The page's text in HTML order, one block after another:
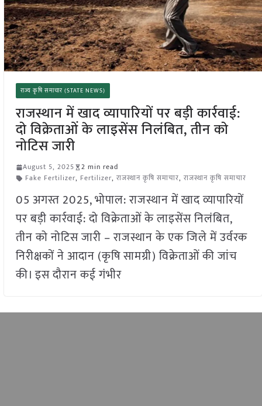
राज्य कृषि समाचार (STATE NEWS)
राजस्थान में खाद व्यापारियों पर बड़ी कार्रवाई:
दो विक्रेताओं के लाइसेंस निलंबित, तीन को
नोटिस जारी
August 5, 2025
2 min read
Fake Fertilizer, Fertilizer, राजस्थान कृषि समाचार, राजस्थान कृषि समाचार
05 अगस्त 2025, भोपाल: राजस्थान में खाद व्यापारियों
पर बड़ी कार्रवाई: दो विक्रेताओं के लाइसेंस निलंबित,
तीन को नोटिस जारी – राजस्थान के एक जिले में उर्वरक
निरीक्षकों ने आदान (कृषि सामग्री) विक्रेताओं की जांच
की। इस दौरान कई गंभीर